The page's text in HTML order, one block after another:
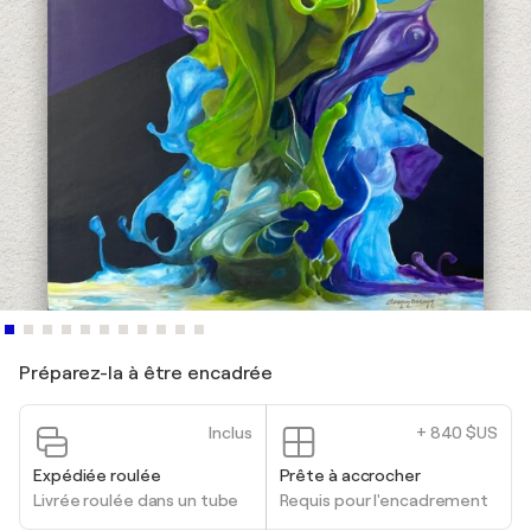
Préparez-la à être encadrée
Inclus
Expédiée roulée
Livrée roulée dans un tube
+ 840 $US
Prête à accrocher
Requis pour l'encadrement